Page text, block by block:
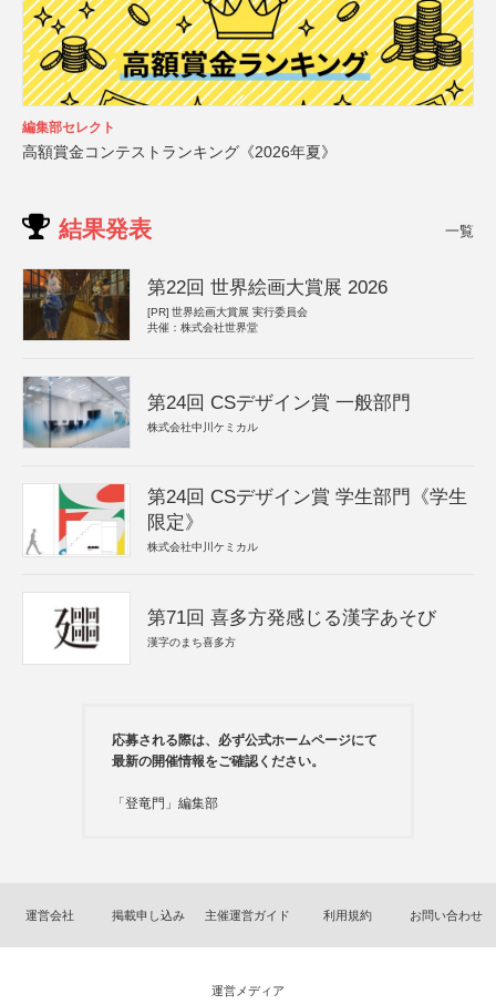
編集部セレクト
高額賞金コンテストランキング《2026年夏》
結果発表 一覧
第22回 世界絵画大賞展 2026
[PR] 世界絵画大賞展 実行委員会
共催：株式会社世界堂
第24回 CSデザイン賞 一般部門
株式会社中川ケミカル
第24回 CSデザイン賞 学生部門《学生
限定》
株式会社中川ケミカル
第71回 喜多方発感じる漢字あそび
漢字のまち喜多方
応募される際は、必ず公式ホームページにて
最新の開催情報をご確認ください。
「登竜門」編集部
運営会社 掲載申し込み 主催運営ガイド 利用規約 お問い合わせ
運営メディア